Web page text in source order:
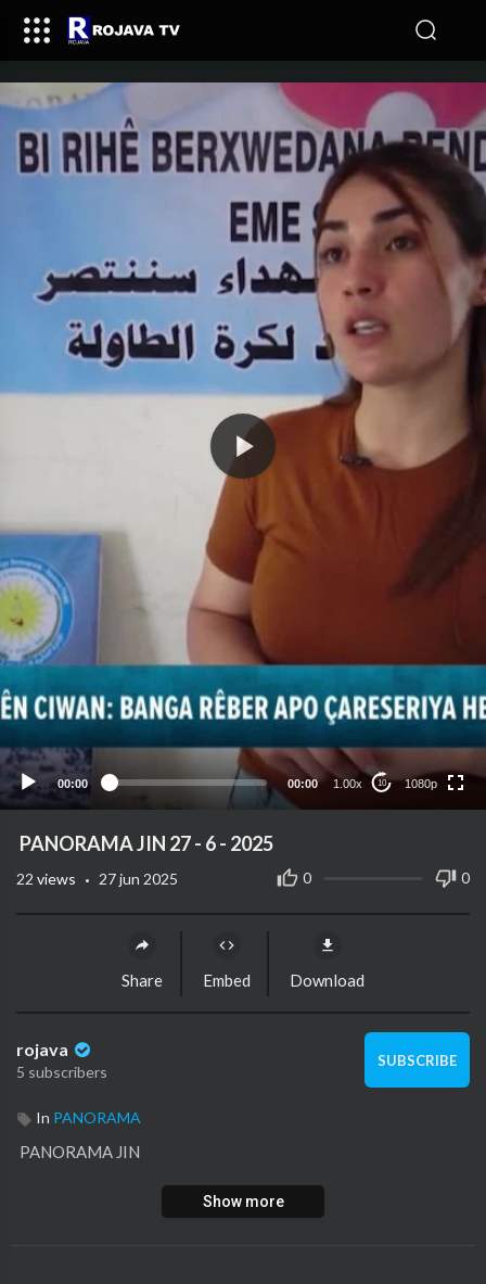
00:00 00:00 1.00x 10 1080p
1080p
720p
⁣ PANORAMA JIN 27 - 6 - 2025
0 0
22 views · 27 jun 2025
Share Embed Download
rojava
5 subscribers
SUBSCRIBE
In PANORAMA
⁣ PANORAMA JIN
Show more